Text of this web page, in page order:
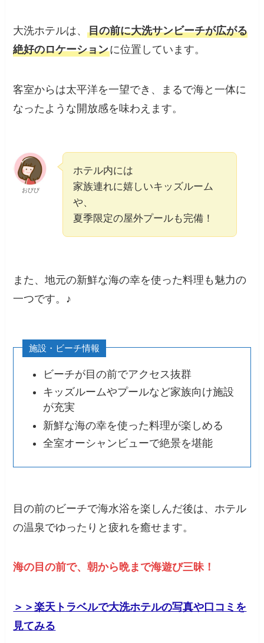
大洗ホテルは、目の前に大洗サンビーチが広がる
絶好のロケーションに位置しています。​
客室からは太平洋を一望でき、まるで海と一体に
なったような開放感を味わえます。​
おぴぴ
ホテル内には
家族連れに嬉しいキッズルーム
や、
夏季限定の屋外プールも完備！
また、地元の新鮮な海の幸を使った料理も魅力の
一つです。♪
施設・ビーチ情報
ビーチが目の前でアクセス抜群​
キッズルームやプールなど家族向け施設
が充実​
新鮮な海の幸を使った料理が楽しめる​
全室オーシャンビューで絶景を堪能
目の前のビーチで海水浴を楽しんだ後は、ホテル
の温泉でゆったりと疲れを癒せます。
海の目の前で、朝から晩まで海遊び三昧！
＞＞​楽天トラベルで大洗ホテルの写真や口コミを
見てみる